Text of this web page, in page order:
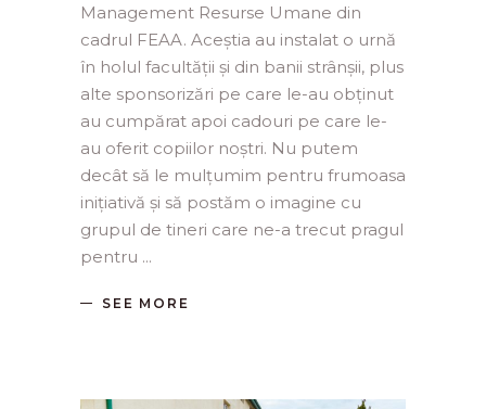
Management Resurse Umane din
cadrul FEAA. Aceștia au instalat o urnă
în holul facultății și din banii strânșii, plus
alte sponsorizări pe care le-au obținut
au cumpărat apoi cadouri pe care le-
au oferit copiilor noștri. Nu putem
decât să le mulțumim pentru frumoasa
inițiativă și să postăm o imagine cu
grupul de tineri care ne-a trecut pragul
pentru
SEE MORE